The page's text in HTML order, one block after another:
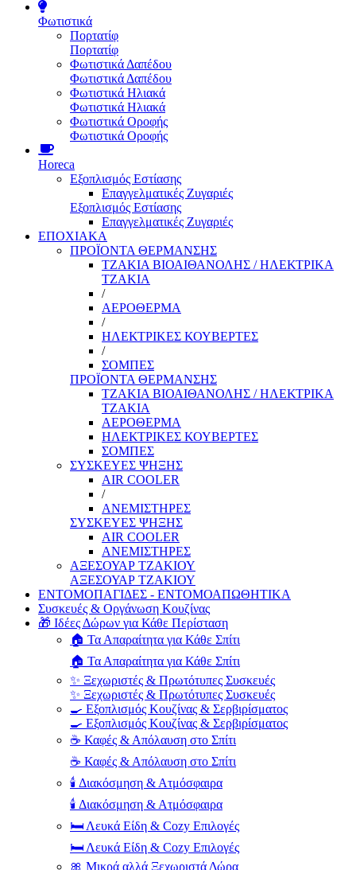
Φωτιστικά
Πορτατίφ
Πορτατίφ
Φωτιστικά Δαπέδου
Φωτιστικά Δαπέδου
Φωτιστικά Ηλιακά
Φωτιστικά Ηλιακά
Φωτιστικά Οροφής
Φωτιστικά Οροφής
Horeca
Εξοπλισμός Εστίασης
Επαγγελματικές Ζυγαριές
Εξοπλισμός Εστίασης
Επαγγελματικές Ζυγαριές
ΕΠΟΧΙΑΚΑ
ΠΡΟΪΟΝΤΑ ΘΕΡΜΑΝΣΗΣ
ΤΖΑΚΙΑ ΒΙΟΑΙΘΑΝΟΛΗΣ / ΗΛΕΚΤΡΙΚΑ
ΤΖΑΚΙΑ
/
ΑΕΡΟΘΕΡΜΑ
/
ΗΛΕΚΤΡΙΚΕΣ ΚΟΥΒΕΡΤΕΣ
/
ΣΟΜΠΕΣ
ΠΡΟΪΟΝΤΑ ΘΕΡΜΑΝΣΗΣ
ΤΖΑΚΙΑ ΒΙΟΑΙΘΑΝΟΛΗΣ / ΗΛΕΚΤΡΙΚΑ
ΤΖΑΚΙΑ
ΑΕΡΟΘΕΡΜΑ
ΗΛΕΚΤΡΙΚΕΣ ΚΟΥΒΕΡΤΕΣ
ΣΟΜΠΕΣ
ΣΥΣΚΕΥΕΣ ΨΗΞΗΣ
AIR COOLER
/
ΑΝΕΜΙΣΤΗΡΕΣ
ΣΥΣΚΕΥΕΣ ΨΗΞΗΣ
AIR COOLER
ΑΝΕΜΙΣΤΗΡΕΣ
ΑΞΕΣΟΥΑΡ ΤΖΑΚΙΟΥ
ΑΞΕΣΟΥΑΡ ΤΖΑΚΙΟΥ
ΕΝΤΟΜΟΠΑΓΙΔΕΣ - ΕΝΤΟΜΟΑΠΩΘΗΤΙΚΑ
Συσκευές & Οργάνωση Κουζίνας
🎁 Ιδέες Δώρων για Κάθε Περίσταση
🏠 Τα Απαραίτητα για Κάθε Σπίτι
🏠 Τα Απαραίτητα για Κάθε Σπίτι
✨ Ξεχωριστές & Πρωτότυπες Συσκευές
✨ Ξεχωριστές & Πρωτότυπες Συσκευές
🍳 Εξοπλισμός Κουζίνας & Σερβιρίσματος
🍳 Εξοπλισμός Κουζίνας & Σερβιρίσματος
☕ Καφές & Απόλαυση στο Σπίτι
☕ Καφές & Απόλαυση στο Σπίτι
🕯️ Διακόσμηση & Ατμόσφαιρα
🕯️ Διακόσμηση & Ατμόσφαιρα
🛏️ Λευκά Είδη & Cozy Επιλογές
🛏️ Λευκά Είδη & Cozy Επιλογές
🎀 Μικρά αλλά Ξεχωριστά Δώρα